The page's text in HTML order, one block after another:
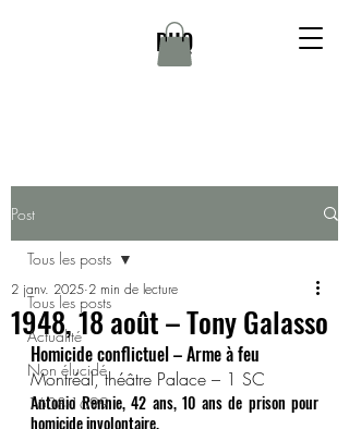
DHQ
Post
Tous les posts
Actualité
Non élucidé
1608-1699
Tous les posts
1948, 18 août – Tony Galasso
2 janv. 2025 2 min de lecture
Homicide conflictuel – Arme à feu
Montréal, théâtre Palace – 1 SC
Antonio Rennie, 42 ans, 10 ans de prison pour
homicide involontaire.